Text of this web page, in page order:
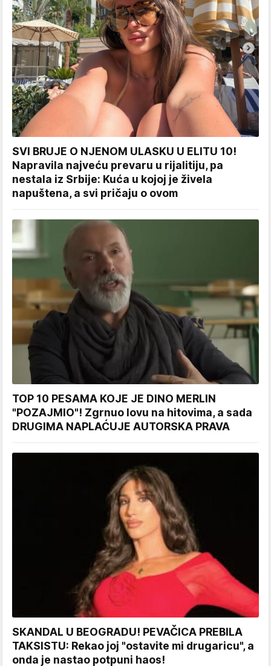
SVI BRUJE O NJENOM ULASKU U ELITU 10!
Napravila najveću prevaru u rijalitiju, pa
nestala iz Srbije: Kuća u kojoj je živela
napuštena, a svi pričaju o ovom
TOP 10 PESAMA KOJE JE DINO MERLIN
"POZAJMIO"! Zgrnuo lovu na hitovima, a sada
DRUGIMA NAPLAĆUJE AUTORSKA PRAVA
SKANDAL U BEOGRADU! PEVAČICA PREBILA
TAKSISTU: Rekao joj "ostavite mi drugaricu", a
onda je nastao potpuni haos!